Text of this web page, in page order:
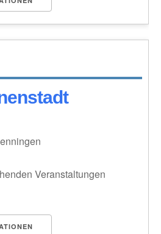
Veranstaltungen